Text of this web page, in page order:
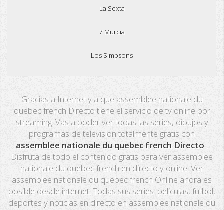
La Sexta
7 Murcia
Los Simpsons
PX Sports
Mega
Neox
Nova
Fashion TV
Gracias a Internet y a que assemblee nationale du
quebec french Directo tiene el servicio de tv online por
streaming. Vas a poder ver todas las series, dibujos y
programas de television totalmente gratis con
assemblee nationale du quebec french Directo
Disfruta de todo el contenido gratis para ver assemblee
nationale du quebec french en directo y online. Ver
assemblee nationale du quebec french Online ahora es
posible desde internet. Todas sus series. peliculas, futbol,
deportes y noticias en directo en assemblee nationale du